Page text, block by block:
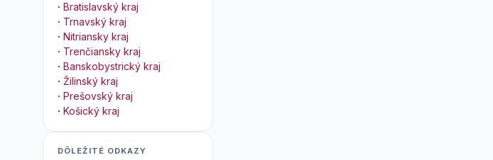
· Bratislavský kraj
· Trnavský kraj
· Nitriansky kraj
· Trenčiansky kraj
· Banskobystrický kraj
· Žilinský kraj
· Prešovský kraj
· Košický kraj
DÔLEŽITÉ ODKAZY